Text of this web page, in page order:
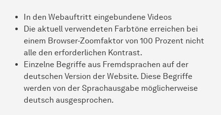
In den Webauftritt eingebundene Videos
Die aktuell verwendeten Farbtöne erreichen bei
einem Browser-Zoomfaktor von 100 Prozent nicht
alle den erforderlichen Kontrast.
Einzelne Begriffe aus Fremdsprachen auf der
deutschen Version der Website. Diese Begriffe
werden von der Sprachausgabe möglicherweise
deutsch ausgesprochen.